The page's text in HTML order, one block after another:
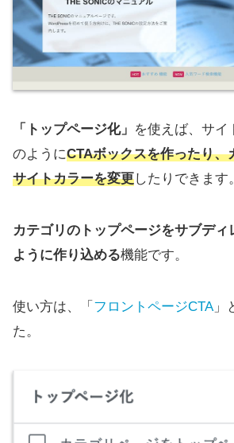
「トップページ化」 を使えば、サイ
のようにCTAボックスを作ったり、
サイトカラーを変更したりできます。
カテゴリのトップページをサブディ
ように作り込める機能です。
使い方は、「 フロントページCTA」
た。